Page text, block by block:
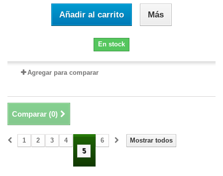
Añadir al carrito Más
En stock
Agregar para comparar
Comparar (0)
Mostrar todos
1 2 3
4
5
6